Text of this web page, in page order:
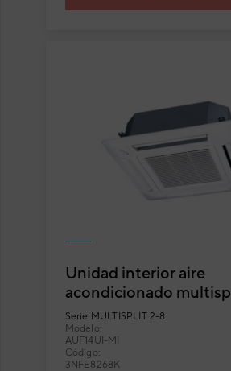
Unidad interior aire
acondicionado
cassette Fuji Electric
MI
Serie MULTISPLIT 2-8
Modelo:
AUF14UI-MI
Código:
3NFE8268K